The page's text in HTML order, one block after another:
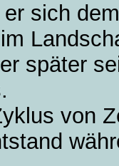
sich
später
von